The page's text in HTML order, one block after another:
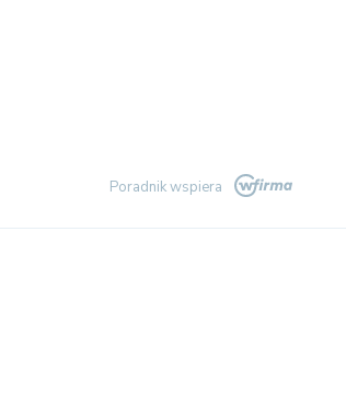
Poradnik wspiera